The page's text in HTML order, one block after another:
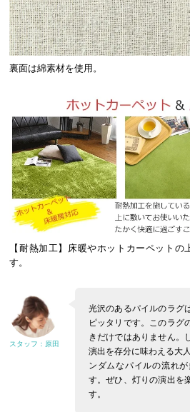
裏面は綿素材を使用。
【耐熱加工】床暖やホットカーペット
す。
光沢のあるパイルのラグ
ピッタリです。このラグ
きだけではありません。
演出を存分に味わえる大
ンダムなパイルの流れ
す。ぜひ、灯りの演出を
す。